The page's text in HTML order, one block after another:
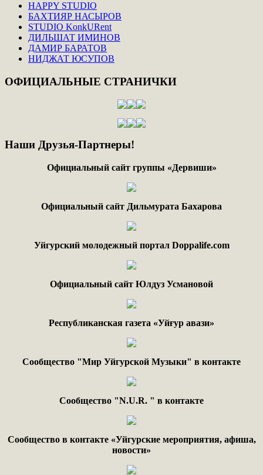
HAPPY STUDIO
БАХТИЯР НАСЫРОВ
STUDIO KonkURent
ДИЛЬШАТ ИМИНОВ
ДАМИР БАРАТОВ
НИДЖАТ ЮСУПОВ
ОФИЦИАЛЬНЫЕ СТРАНИЧКИ
Наши Друзья-Партнеры!
Официальный сайт группы «Дервиши»
Официальный сайт Дильмурата Бахарова
Уйгурский молодежный портал Doppalife.com
Официальный сайт Юлдуз Усмановой
Республиканская газета «Уйғур авази»
Сообщество "Мир Уйгурской Музыки" в контакте
Сообщество "N.U.R. " в контакте
Сообщество в контакте «Уйгурские мероприятия, афиша,
новости»